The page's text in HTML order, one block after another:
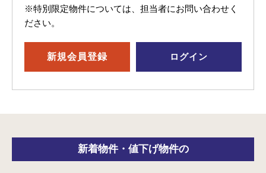
※特別限定物件については、担当者にお問い合わせく
ださい。
新規会員登録 ログイン
新着物件・ 値下げ物件の